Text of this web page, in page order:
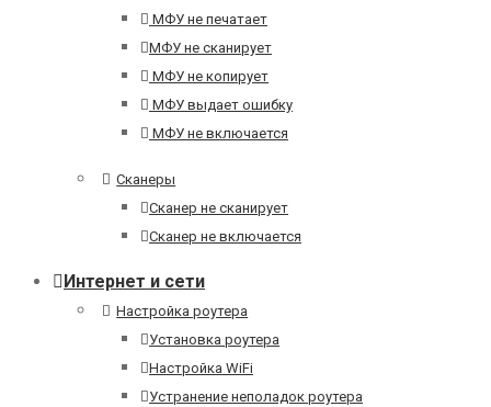
МФУ не печатает
МФУ не сканирует
МФУ не копирует
МФУ выдает ошибку
МФУ не включается
Сканеры
Сканер не сканирует
Сканер не включается
Интернет и сети
Настройка роутера
Установка роутера
Настройка WiFi
Устранение неполадок роутера